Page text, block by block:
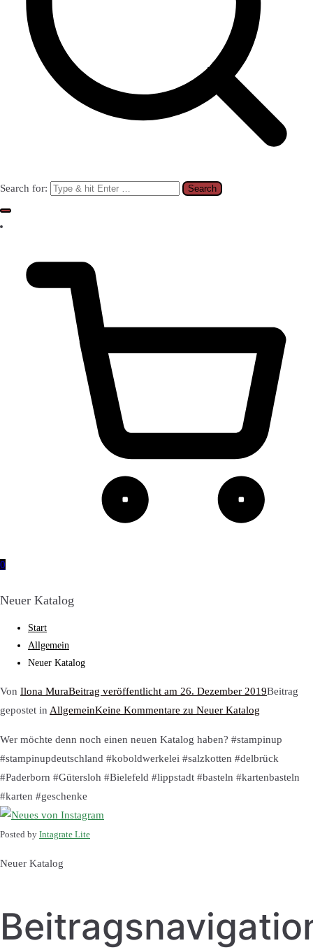
Search for:
0
Neuer Katalog
Start
Allgemein
Neuer Katalog
Von Ilona MuraBeitrag veröffentlicht am 26. Dezember 2019Beitrag
gepostet in AllgemeinKeine Kommentare zu Neuer Katalog
Wer möchte denn noch einen neuen Katalog haben? #stampinup
#stampinupdeutschland #koboldwerkelei #salzkotten #delbrück
#Paderborn #Gütersloh #Bielefeld #lippstadt #basteln #kartenbasteln
#karten #geschenke
Posted by Intagrate Lite
Neuer Katalog